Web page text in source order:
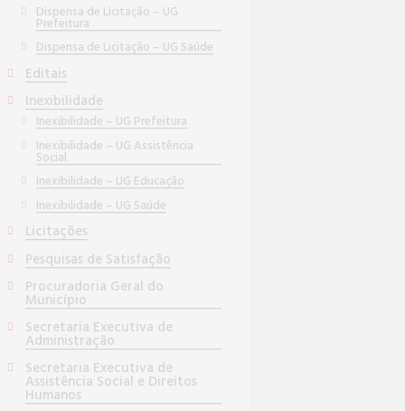
Dispensa de Licitação – UG
Prefeitura
Dispensa de Licitação – UG Saúde
Editais
Inexibilidade
Inexibilidade – UG Prefeitura
Inexibilidade – UG Assistência
Social
Inexibilidade – UG Educação
Inexibilidade – UG Saúde
Licitações
Pesquisas de Satisfação
Procuradoria Geral do
Município
Secretaria Executiva de
Administração
Secretaria Executiva de
Assistência Social e Direitos
Humanos